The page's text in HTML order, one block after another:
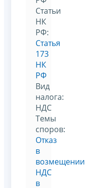
Статьи
НК
РФ:
Статья
173
НК
РФ
Вид
налога:
НДС
Темы
споров:
Отказ
в
возмещении
НДС
в